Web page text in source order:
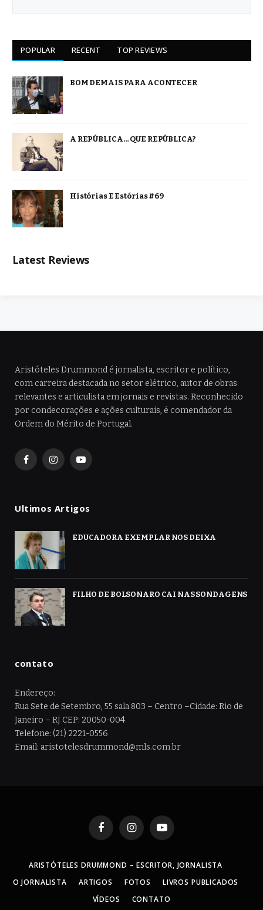
POPULAR RECENT TOP REVIEWS
BOM DEMAIS PARA ACONTECER
A REPÚBLICA… QUE REPÚBLICA?
Histórias E Estórias #69
Latest Reviews
Aristóteles Drummond é jornalista, escritor e político,
com carreira destacada no setor elétrico, autor de obras
relevantes e articulista em jornais e revistas. Reconhecido
por condecorações e ações culturais, é comendador da
Ordem do Mérito de Portugal.
FacebookInstagramYouTube
Ultimos Artigos
EDUCADORA EXEMPLAR NOS DEIXA
FILHO DE BOLSONARO CAI NAS SONDAGENS
contato
Endereço:
Rua Sete de Setembro, 55 sala 803 – Centro –Cidade: Rio de
Janeiro – RJ CEP: 20050-004
Telefone: (21) 2221-0556
Email: aristotelesdrummond@mls.com.br
FacebookInstagramYouTube
ARISTÓTELES DRUMMOND – ESCRITOR, JORNALISTA
O JORNALISTA
ARTIGOS FOTOS
LIVROS PUBLICADOS
VÍDEOS
CONTATO